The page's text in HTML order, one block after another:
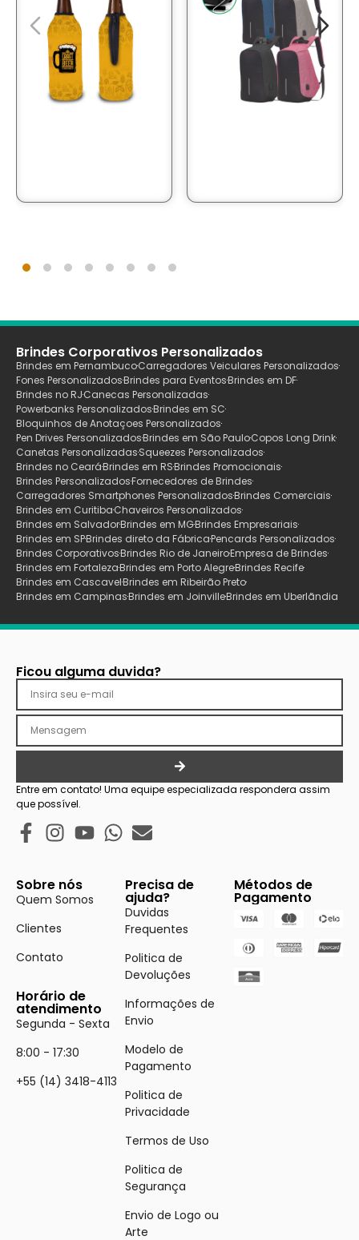
Brindes Corporativos Personalizados
Brindes em PernambucoCarregadores Veiculares Personalizados
Fones PersonalizadosBrindes para EventosBrindes em DF
Brindes no RJCanecas Personalizadas
Powerbanks PersonalizadosBrindes em SC
Bloquinhos de Anotaçoes Personalizados
Pen Drives PersonalizadosBrindes em São PauloCopos Long Drink
Canetas PersonalizadasSqueezes Personalizados
Brindes no CearáBrindes em RSBrindes Promocionais
Brindes PersonalizadosFornecedores de Brindes
Carregadores Smartphones PersonalizadosBrindes Comerciais
Brindes em CuritibaChaveiros Personalizados
Brindes em SalvadorBrindes em MGBrindes Empresariais
Brindes em SPBrindes direto da FábricaPencards Personalizados
Brindes CorporativosBrindes Rio de JaneiroEmpresa de Brindes
Brindes em FortalezaBrindes em Porto AlegreBrindes Recife
Brindes em CascavelBrindes em Ribeirão Preto
Brindes em CampinasBrindes em JoinvilleBrindes em Uberlãndia
Ficou alguma duvida?
Entre em contato! Uma equipe especializada respondera assim
que possível.
Sobre nós
Quem Somos
Clientes
Contato
Horário de
atendimento
Segunda - Sexta
8:00 - 17:30
+55 (14) 3418-4113
Precisa de
ajuda?
Duvidas
Frequentes
Politica de
Devoluções
Informações de
Envio
Modelo de
Pagamento
Politica de
Privacidade
Termos de Uso
Politica de
Segurança
Envio de Logo ou
Arte
Métodos de
Pagamento